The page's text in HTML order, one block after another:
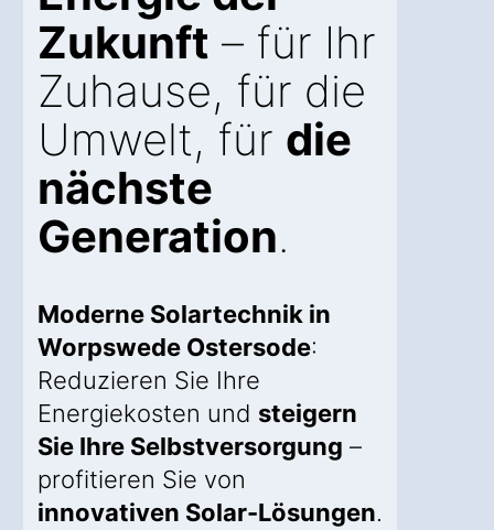
Zukunft – für Ihr
Zuhause, für die
Umwelt, für die
nächste
Generation.
Moderne Solartechnik in
Worpswede Ostersode:
Reduzieren Sie Ihre
Energiekosten und steigern
Sie Ihre Selbstversorgung –
profitieren Sie von
innovativen Solar-Lösungen.